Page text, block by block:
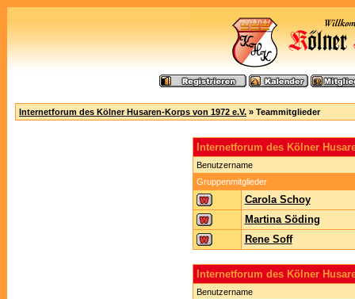
Internetforum des Kölner Husaren-Korps von 1972 e.V. » Teammitglieder
Internetforum des Kölner
Benutzername
Gruppenmitglieder
Carola Schoy
Martina Söding
Rene Soff
Internetforum des Kölner
Benutzername